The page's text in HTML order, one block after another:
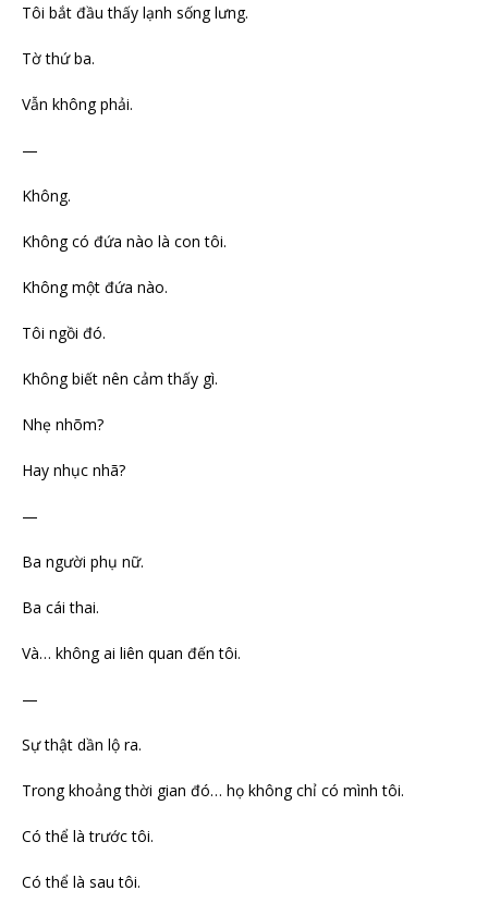
Tôi bắt đầu thấy lạnh sống lưng.
Tờ thứ ba.
Vẫn không phải.
—
Không.
Không có đứa nào là con tôi.
Không một đứa nào.
Tôi ngồi đó.
Không biết nên cảm thấy gì.
Nhẹ nhõm?
Hay nhục nhã?
—
Ba người phụ nữ.
Ba cái thai.
Và… không ai liên quan đến tôi.
—
Sự thật dần lộ ra.
Trong khoảng thời gian đó… họ không chỉ có mình tôi.
Có thể là trước tôi.
Có thể là sau tôi.